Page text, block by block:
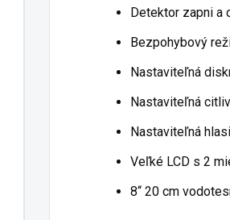
Detektor zapni a
Bezpohybový
Nastaviteľná
Nastaviteľná
Nastaviteľná
Veľké LCD s 2
8“ 20 cm